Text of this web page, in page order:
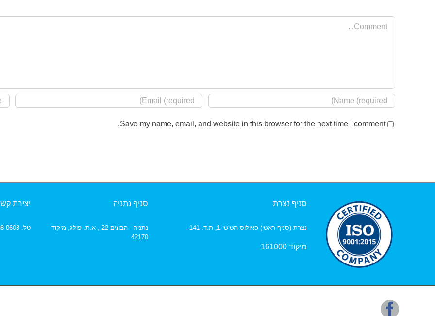
Save my name, email, and website in this browser for the next time I comment.
סניף נצרת
נצרת (סניף ראשי) פאולוס השישי 1, ת.ד. 141
מיקוד 161000
סניף נתניה
נתניה - הבונים 22 , א.ת. פולג,
מיקוד
42170
יצירת
טל: 0603 608 04 | פקס: 2794 608 04
Facebook